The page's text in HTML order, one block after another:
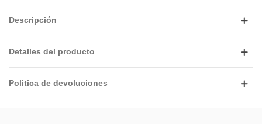
Descripción
Detalles del producto
Politica de devoluciones